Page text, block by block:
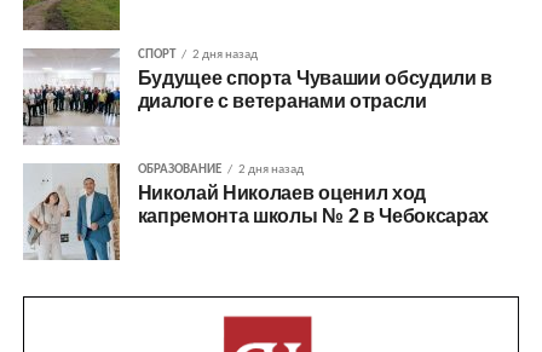
СПОРТ 2 дня назад
Будущее спорта Чувашии обсудили в
диалоге с ветеранами отрасли
ОБРАЗОВАНИЕ 2 дня назад
Николай Николаев оценил ход
капремонта школы № 2 в Чебоксарах